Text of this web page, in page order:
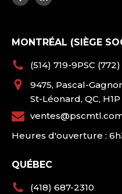
MONTRÉAL (SIÈGE
(514) 719-9PSC (772)
9475, Pascal-
St-Léonard, QC, H1P
Heures d'ouverture :
QUÉBEC
(418) 687-2310